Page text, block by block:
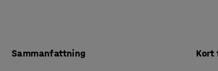
Sammanfattning Kort